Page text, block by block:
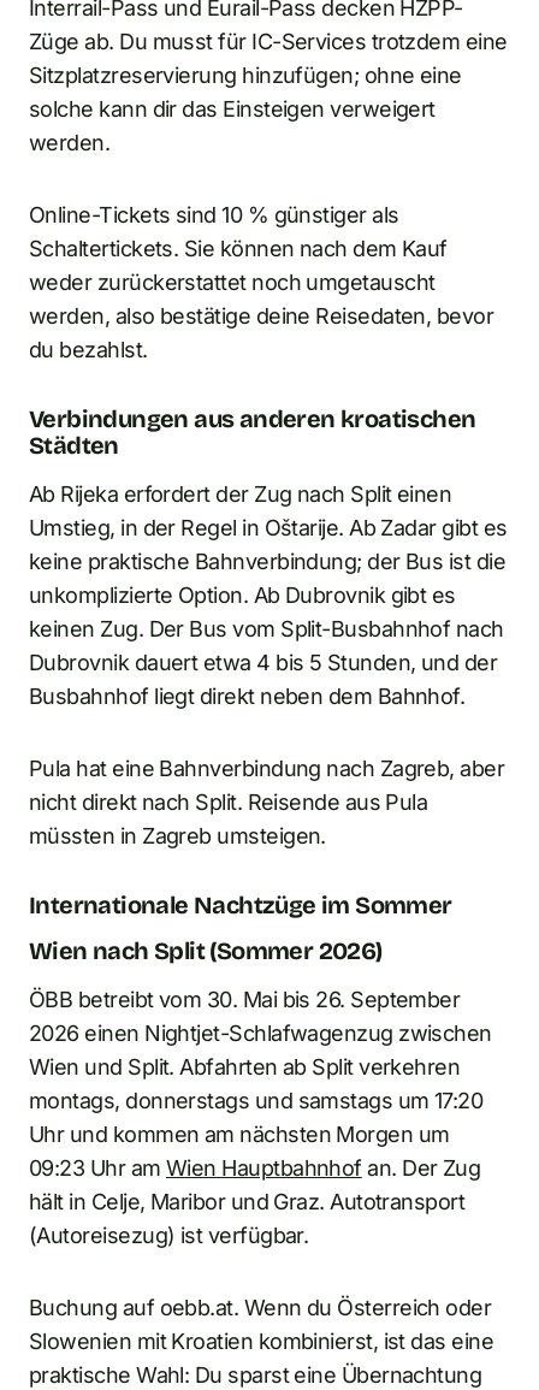
Interrail-Pass und Eurail-Pass decken HŽPP-
Züge ab. Du musst für IC-Services trotzdem eine
Sitzplatzreservierung hinzufügen; ohne eine
solche kann dir das Einsteigen verweigert
werden.
Online-Tickets sind 10 % günstiger als
Schaltertickets. Sie können nach dem Kauf
weder zurückerstattet noch umgetauscht
werden, also bestätige deine Reisedaten, bevor
du bezahlst.
Verbindungen aus anderen kroatischen
Städten
Ab Rijeka erfordert der Zug nach Split einen
Umstieg, in der Regel in Oštarije. Ab Zadar gibt es
keine praktische Bahnverbindung; der Bus ist die
unkomplizierte Option. Ab Dubrovnik gibt es
keinen Zug. Der Bus vom Split-Busbahnhof nach
Dubrovnik dauert etwa 4 bis 5 Stunden, und der
Busbahnhof liegt direkt neben dem Bahnhof.
Pula hat eine Bahnverbindung nach Zagreb, aber
nicht direkt nach Split. Reisende aus Pula
müssten in Zagreb umsteigen.
Internationale Nachtzüge im Sommer
Wien nach Split (Sommer 2026)
ÖBB betreibt vom 30. Mai bis 26. September
2026 einen Nightjet-Schlafwagenzug zwischen
Wien und Split. Abfahrten ab Split verkehren
montags, donnerstags und samstags um 17:20
Uhr und kommen am nächsten Morgen um
09:23 Uhr am Wien Hauptbahnhofan. Der Zug
hält in Celje, Maribor und Graz. Autotransport
(Autoreisezug) ist verfügbar.
Buchung auf oebb.at. Wenn du Österreich oder
Slowenien mit Kroatien kombinierst, ist das eine
praktische Wahl: Du sparst eine Übernachtung